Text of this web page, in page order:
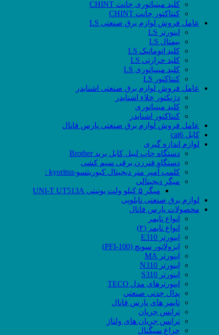
کلید مینیاتوری چانت CHINT
کنتاکتور چانت CHINT
عامل فروش لوازم برق صنعتی LS
اینورتر LS
بیمتال LS
کلید اتوماتیک LS
کلید حرارتی LS
کلید مینیاتوری LS
کنتاکتور LS
عامل فروش لوازم برق صنعتی اشنایدر
دژنکتور خلاء اشنایدر
کلید مینیاتوری
کنتاکتور اشنایدر
عامل فروش لوازم برق صنعتی پارس فانال
کابل cat6
لوازم اندازه گیری
دستگاه چاپ لیبل کابل برند Brother
دستگاه فنرزن برقی سیم کشی
کلمپ آمپر متر دیجیتال کیوریتسو-kyoritsu :
میگر دیجیتالی
میگر ۵ کیلو ولت یونیتی UNI-T UT513A
لوازم برق صنعتی تابلویی
محصولات پارس فانال
انواع تایمر
انواع تایمر (۲)
اینورتر E310
ایزولاتور سویچ (PFI-100)
اینورتر MA
اینورتر N310
اینورتر S310
اینورترهای مدل TECO
پدال چدنی صنعتی
تایمر های پارس فانال
ترانس جریان
ترانس جریان های ولتاژ
چراغ سیگنال